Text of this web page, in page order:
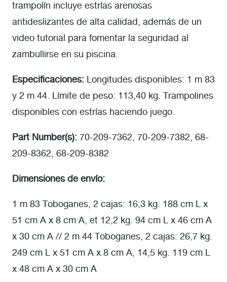
trampolín incluye estrías arenosas
antideslizantes de alta calidad, además de un
video tutorial para fomentar la seguridad al
zambullirse en su piscina.
Especificaciones: Longitudes disponibles: 1 m 83
y 2 m 44. Límite de peso: 113,40 kg. Trampolines
disponibles con estrías haciendo juego.
Part Number(s): 70-209-7362, 70-209-7382, 68-
209-8362, 68-209-8382
Dimensiones de envío:
1 m 83 Toboganes, 2 cajas: 16,3 kg. 188 cm L x
51 cm A x 8 cm A, et 12,2 kg. 94 cm L x 46 cm A
x 30 cm A // 2 m 44 Toboganes, 2 cajas: 26,7 kg.
249 cm L x 51 cm A x 8 cm A, 14,5 kg. 119 cm L
x 48 cm A x 30 cm A